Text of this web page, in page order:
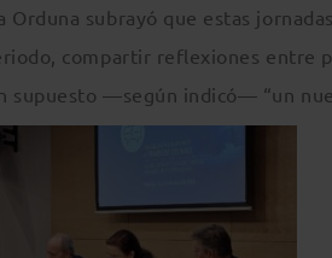
Orduna subrayó que estas
compartir reflexiones entre
supuesto —según indicó— “un